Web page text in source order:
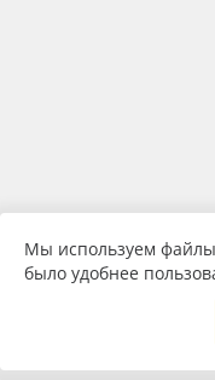
Мы используем файлы
было удобнее